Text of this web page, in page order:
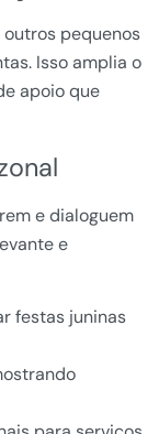
pequenos
Isso amplia o
apoio que
e dialoguem
e
festas juninas